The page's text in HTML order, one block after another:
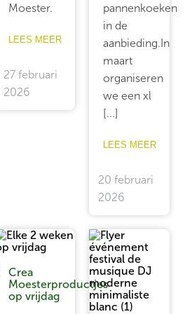
Moester.
LEES MEER
27 februari
2026
pannenkoeken
in de
aanbieding.In
maart
organiseren
we een xl
[...]
LEES MEER
20 februari
2026
Crea
Moesterproductjes
op vrijdag